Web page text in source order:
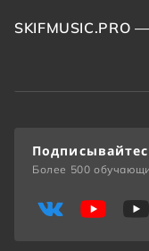
SKIFMUSIC.PRO
Более 500